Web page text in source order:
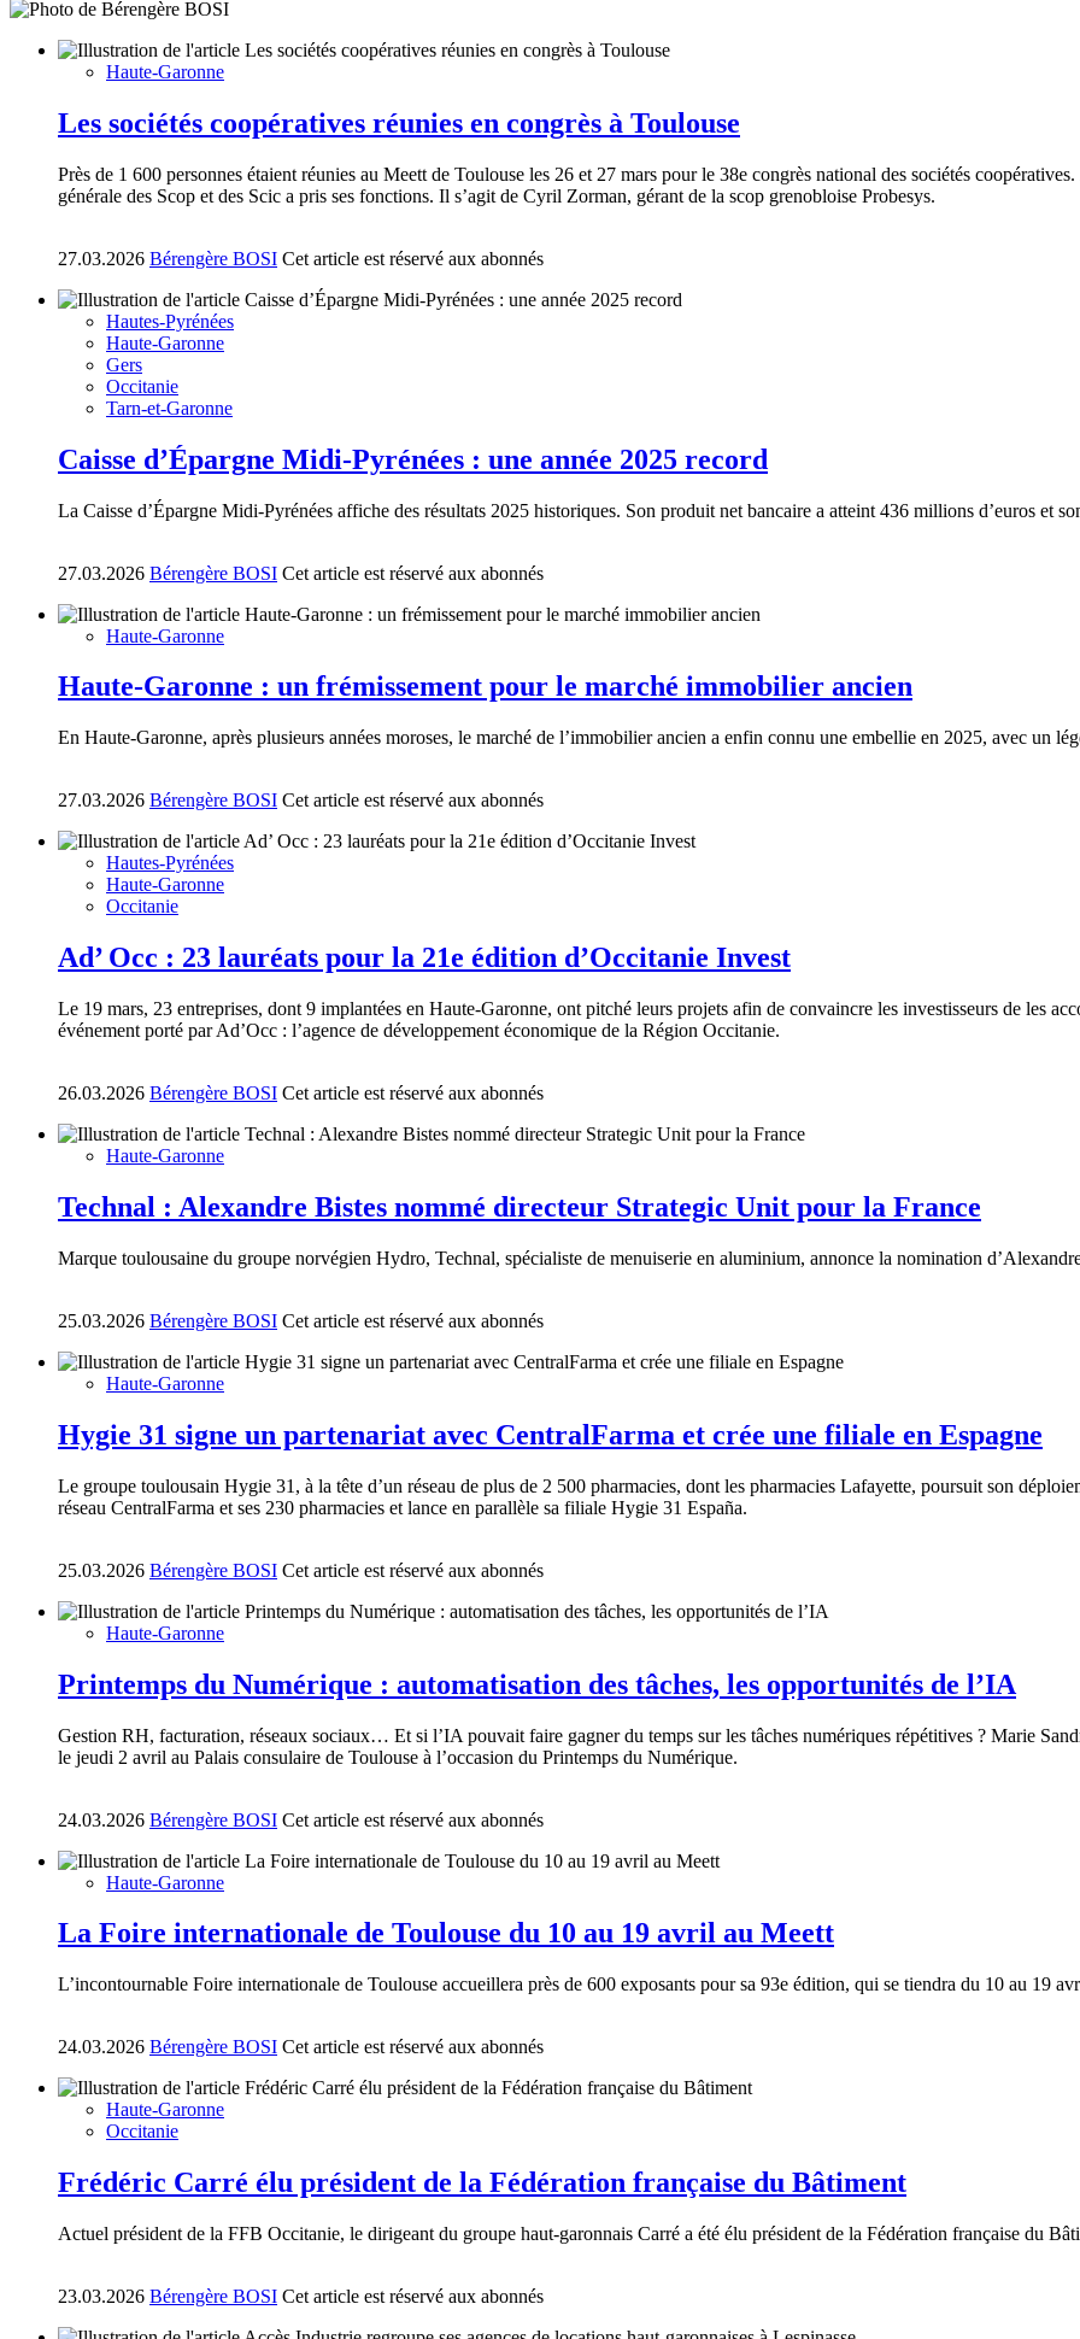
Haute-Garonne
Les sociétés coopératives réunies en congrès à Toulouse
Près de 1 600 personnes étaient réunies au Meett de Toulouse les 26 et 27 mars pour le 38e congrès national des sociétés
générale des Scop et des Scic a pris ses fonctions. Il s’agit de Cyril Zorman, gérant de la scop grenobloise Probesys.
27.03.2026 Bérengère BOSI Cet article est réservé aux abonnés
Hautes-Pyrénées
Haute-Garonne
Gers
Occitanie
Tarn-et-Garonne
Caisse d’Épargne Midi-Pyrénées : une année 2025 record
La Caisse d’Épargne Midi-Pyrénées affiche des résultats 2025 historiques. Son produit net bancaire a atteint 436 millions d’euros et
27.03.2026 Bérengère BOSI Cet article est réservé aux abonnés
Haute-Garonne
Haute-Garonne : un frémissement pour le marché immobilier ancien
En Haute-Garonne, après plusieurs années moroses, le marché de l’immobilier ancien a enfin connu une embellie en 2025, avec un
27.03.2026 Bérengère BOSI Cet article est réservé aux abonnés
Hautes-Pyrénées
Haute-Garonne
Occitanie
Ad’ Occ : 23 lauréats pour la 21e édition d’Occitanie Invest
Le 19 mars, 23 entreprises, dont 9 implantées en Haute-Garonne, ont pitché leurs projets afin de convaincre les investisseurs de les
événement porté par Ad’Occ : l’agence de développement économique de la Région Occitanie.
26.03.2026 Bérengère BOSI Cet article est réservé aux abonnés
Haute-Garonne
Technal : Alexandre Bistes nommé directeur Strategic Unit pour la France
Marque toulousaine du groupe norvégien Hydro, Technal, spécialiste de menuiserie en aluminium, annonce la nomination
25.03.2026 Bérengère BOSI Cet article est réservé aux abonnés
Haute-Garonne
Hygie 31 signe un partenariat avec CentralFarma et crée une filiale en Espagne
Le groupe toulousain Hygie 31, à la tête d’un réseau de plus de 2 500 pharmacies, dont les pharmacies Lafayette, poursuit son
réseau CentralFarma et ses 230 pharmacies et lance en parallèle sa filiale Hygie 31 España.
25.03.2026 Bérengère BOSI Cet article est réservé aux abonnés
Haute-Garonne
Printemps du Numérique : automatisation des tâches, les opportunités de l’IA
Gestion RH, facturation, réseaux sociaux… Et si l’IA pouvait faire gagner du temps sur les tâches numériques répétitives ? Marie
le jeudi 2 avril au Palais consulaire de Toulouse à l’occasion du Printemps du Numérique.
24.03.2026 Bérengère BOSI Cet article est réservé aux abonnés
Haute-Garonne
La Foire internationale de Toulouse du 10 au 19 avril au Meett
L’incontournable Foire internationale de Toulouse accueillera près de 600 exposants pour sa 93e édition, qui se tiendra du 10 au 19
24.03.2026 Bérengère BOSI Cet article est réservé aux abonnés
Haute-Garonne
Occitanie
Frédéric Carré élu président de la Fédération française du Bâtiment
Actuel président de la FFB Occitanie, le dirigeant du groupe haut-garonnais Carré a été élu président de la Fédération française du
23.03.2026 Bérengère BOSI Cet article est réservé aux abonnés